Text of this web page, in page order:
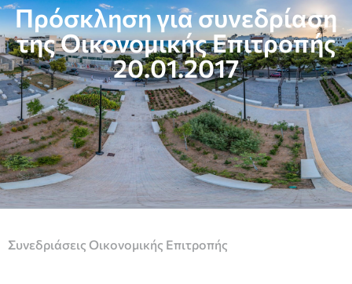
Πρόσκληση για συνεδρίαση
της Οικονομικής Επιτροπής
20.01.2017
Συνεδριάσεις Οικονομικής Επιτροπής